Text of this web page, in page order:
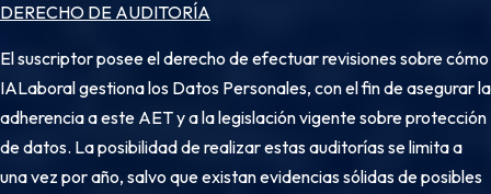
DERECHO DE AUDITORÍA
El suscriptor posee el derecho de efectuar revisiones sobre cómo
IALaboral gestiona los Datos Personales, con el fin de asegurar la
adherencia a este AET y a la legislación vigente sobre protección
de datos. La posibilidad de realizar estas auditorías se limita a
una vez por año, salvo que existan evidencias sólidas de posibles